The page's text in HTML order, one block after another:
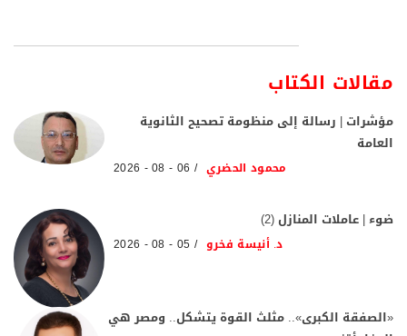
مقالات الكتاب
مؤشرات | رسالة إلى منظومة تصحيح الثانوية
العامة
محمود الحضري 06 - 08 - 2026
ضوء | عاملات المنازل (2)
د. أنيسة فخرو 05 - 08 - 2026
«الصفقة الكبرى».. مثلث القوة يتشكل.. ومصر هي